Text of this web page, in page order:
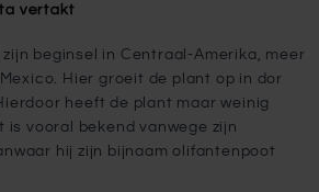
vertakt
beginsel in Centraal-Amerika, meer
Hier groeit de plant op in dor
heeft de plant maar weinig
is vooral bekend vanwege zijn
hij zijn bijnaam olifantenpoot